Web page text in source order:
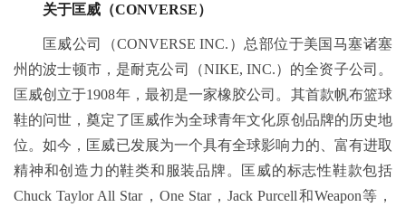
关于匡威（CONVERSE）
匡威公司（CONVERSE INC.）总部位于美国马塞诸塞
州的波士顿市，是耐克公司（NIKE, INC.）的全资子公司。
匡威创立于1908年，最初是一家橡胶公司。其首款帆布篮球
鞋的问世，奠定了匡威作为全球青年文化原创品牌的历史地
位。如今，匡威已发展为一个具有全球影响力的、富有进取
精神和创造力的鞋类和服装品牌。匡威的标志性鞋款包括
Chuck Taylor All Star，One Star，Jack Purcell和Weapon等，